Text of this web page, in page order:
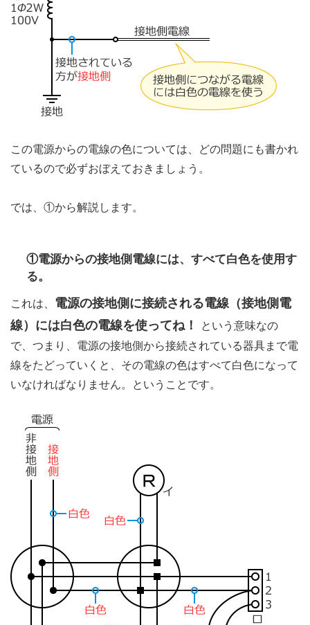
この電源からの電線の色については、どの問題にも書かれ
ているので必ずおぼえておきましょう。
では、①から解説します。
①電源からの接地側電線には、すべて白色を使用す
る。
これは、 電源の接地側に接続される電線（接地側電
線）には白色の電線を使ってね！
という意味なの
で、つまり、電源の接地側から接続されている器具まで電
線をたどっていくと、その電線の色はすべて白色になって
いなければなりません。ということです。